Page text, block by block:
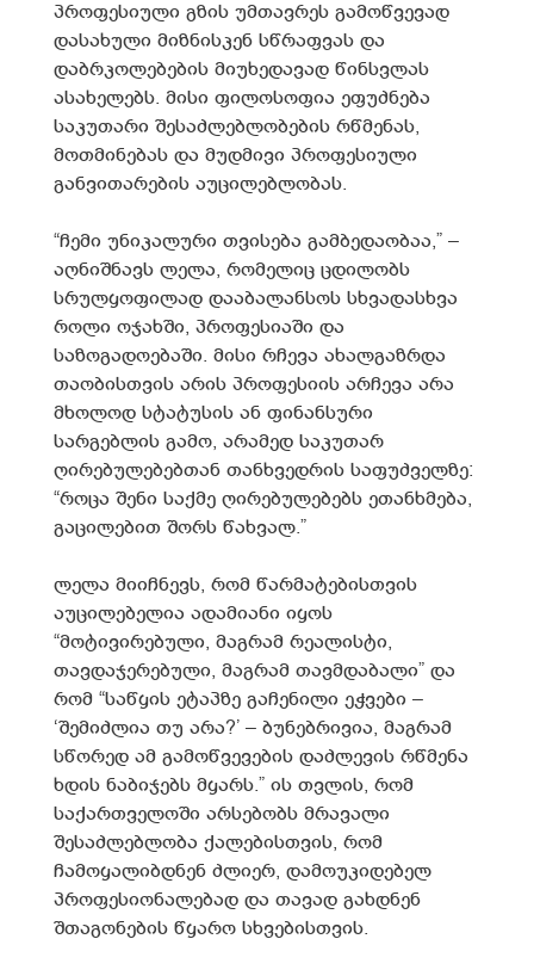
პროფესიული გზის უმთავრეს გამოწვევად
დასახული მიზნისკენ სწრაფვას და
დაბრკოლებების მიუხედავად წინსვლას
ასახელებს. მისი ფილოსოფია ეფუძნება
საკუთარი შესაძლებლობების რწმენას,
მოთმინებას და მუდმივი პროფესიული
განვითარების აუცილებლობას.
“ჩემი უნიკალური თვისება გამბედაობაა,” –
აღნიშნავს ლელა, რომელიც ცდილობს
სრულყოფილად დააბალანსოს სხვადასხვა
როლი ოჯახში, პროფესიაში და
საზოგადოებაში. მისი რჩევა ახალგაზრდა
თაობისთვის არის პროფესიის არჩევა არა
მხოლოდ სტატუსის ან ფინანსური
სარგებლის გამო, არამედ საკუთარ
ღირებულებებთან თანხვედრის საფუძველზე:
“როცა შენი საქმე ღირებულებებს ეთანხმება,
გაცილებით შორს წახვალ.”
ლელა მიიჩნევს, რომ წარმატებისთვის
აუცილებელია ადამიანი იყოს
“მოტივირებული, მაგრამ რეალისტი,
თავდაჯერებული, მაგრამ თავმდაბალი” და
რომ “საწყის ეტაპზე გაჩენილი ეჭვები –
‘შემიძლია თუ არა?’ – ბუნებრივია, მაგრამ
სწორედ ამ გამოწვევების დაძლევის რწმენა
ხდის ნაბიჯებს მყარს.” ის თვლის, რომ
საქართველოში არსებობს მრავალი
შესაძლებლობა ქალებისთვის, რომ
ჩამოყალიბდნენ ძლიერ, დამოუკიდებელ
პროფესიონალებად და თავად გახდნენ
შთაგონების წყარო სხვებისთვის.